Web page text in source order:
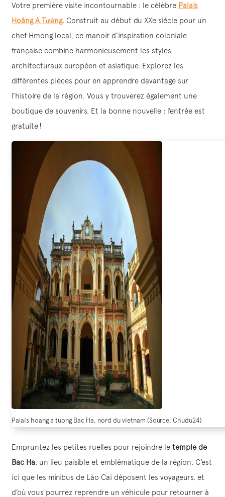
Votre première visite incontournable : le célèbre Palais
Hoàng A Tưởng. Construit au début du XXe siècle pour un
chef Hmong local, ce manoir d’inspiration coloniale
française combine harmonieusement les styles
architecturaux européen et asiatique. Explorez les
différentes pièces pour en apprendre davantage sur
l’histoire de la région. Vous y trouverez également une
boutique de souvenirs. Et la bonne nouvelle : l’entrée est
gratuite !
Palais hoang a tuong Bac Ha, nord du vietnam (Source: Chudu24)
Empruntez les petites ruelles pour rejoindre le temple de
Bac Ha , un lieu paisible et emblématique de la région. C’est
ici que les minibus de Lào Cai déposent les voyageurs, et
d’où vous pourrez reprendre un véhicule pour retourner à